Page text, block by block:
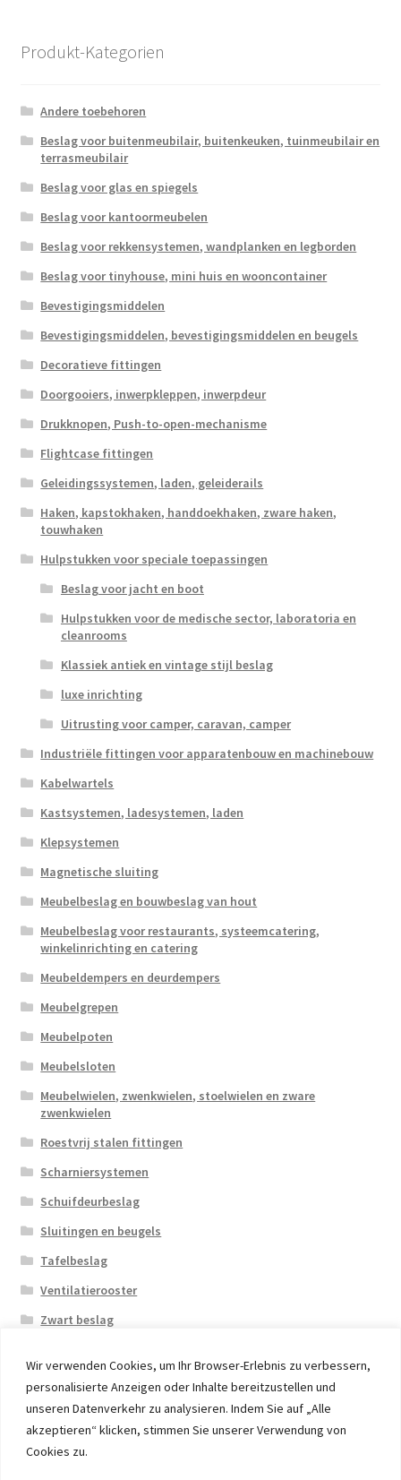
Wir verwenden Cookies, um Ihr Browser-Erlebnis zu verbessern,
personalisierte Anzeigen oder Inhalte bereitzustellen und
unseren Datenverkehr zu analysieren. Indem Sie auf „Alle
akzeptieren“ klicken, stimmen Sie unserer Verwendung von
Cookies zu.
Produkt-Kategorien
Andere toebehoren
Beslag voor buitenmeubilair, buitenkeuken, tuinmeubilair en
terrasmeubilair
Beslag voor glas en spiegels
Beslag voor kantoormeubelen
Beslag voor rekkensystemen, wandplanken en legborden
Beslag voor tinyhouse, mini huis en wooncontainer
Bevestigingsmiddelen
Bevestigingsmiddelen, bevestigingsmiddelen en beugels
Decoratieve fittingen
Doorgooiers, inwerpkleppen, inwerpdeur
Drukknopen, Push-to-open-mechanisme
Flightcase fittingen
Geleidingssystemen, laden, geleiderails
Haken, kapstokhaken, handdoekhaken, zware haken,
touwhaken
Hulpstukken voor speciale toepassingen
Beslag voor jacht en boot
Hulpstukken voor de medische sector, laboratoria en
cleanrooms
Klassiek antiek en vintage stijl beslag
luxe inrichting
Uitrusting voor camper, caravan, camper
Industriële fittingen voor apparatenbouw en machinebouw
Kabelwartels
Kastsystemen, ladesystemen, laden
Klepsystemen
Magnetische sluiting
Meubelbeslag en bouwbeslag van hout
Meubelbeslag voor restaurants, systeemcatering,
winkelinrichting en catering
Meubeldempers en deurdempers
Meubelgrepen
Meubelpoten
Meubelsloten
Meubelwielen, zwenkwielen, stoelwielen en zware
zwenkwielen
Roestvrij stalen fittingen
Scharniersystemen
Schuifdeurbeslag
Sluitingen en beugels
Tafelbeslag
Ventilatierooster
Zwart beslag
© 2026 Eruon Trade UG, Germany, member of the ERUON